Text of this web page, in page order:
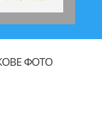
ФОТО